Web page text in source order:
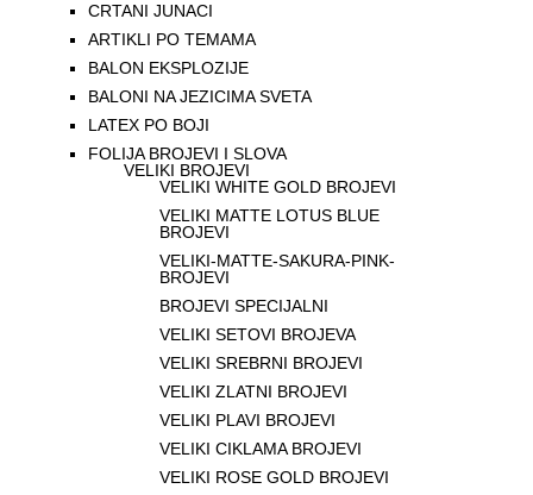
CRTANI JUNACI
ARTIKLI PO TEMAMA
BALON EKSPLOZIJE
BALONI NA JEZICIMA SVETA
LATEX PO BOJI
FOLIJA BROJEVI I SLOVA
VELIKI BROJEVI
VELIKI WHITE GOLD BROJEVI
VELIKI MATTE LOTUS BLUE
BROJEVI
VELIKI-MATTE-SAKURA-PINK-
BROJEVI
BROJEVI SPECIJALNI
VELIKI SETOVI BROJEVA
VELIKI SREBRNI BROJEVI
VELIKI ZLATNI BROJEVI
VELIKI PLAVI BROJEVI
VELIKI CIKLAMA BROJEVI
VELIKI ROSE GOLD BROJEVI